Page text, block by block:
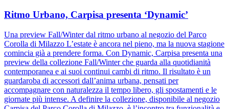
Ritmo Urbano, Carpisa presenta ‘Dynamic’
Una preview Fall/Winter dal ritmo urbano al negozio del Parco
Corolla di Milazzo L’estate è ancora nel pieno, ma la nuova stagione
comincia già a prendere forma. Con Dynamic, Carpisa presenta una
preview della collezione Fall/Winter che guarda alla quotidianità
contemporanea e ai suoi continui cambi di ritmo. Il risultato è un
guardaroba di accessori dall’anima urbana, pensati per
accompagnare con naturalezza il tempo libero, gli spostamenti e le
giornate più intense. A definire la collezione, disponibile al negozio